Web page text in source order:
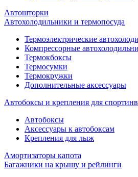
Автошторки
Автохолодильники и термопосуда
Термоэлектрические
Компрессорные
Термокбоксы
Термосумки
Термокружки
Дополнительные аксессуары
Автобоксы и крепления для
Автобоксы
Аксессуары к автобоксам
Крепления для лыж
Амортизаторы капота
Багажники на крышу и рейлинги